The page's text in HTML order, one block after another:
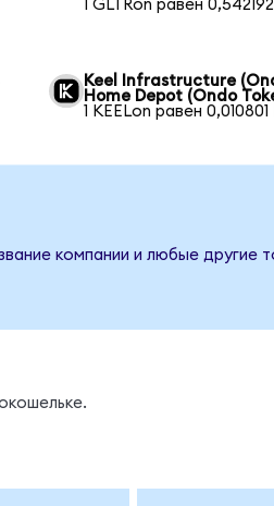
1 GLTRon равен
Keel Infrastructure
Home Depot (Ondo
1 KEELon равен
компании и любые другие